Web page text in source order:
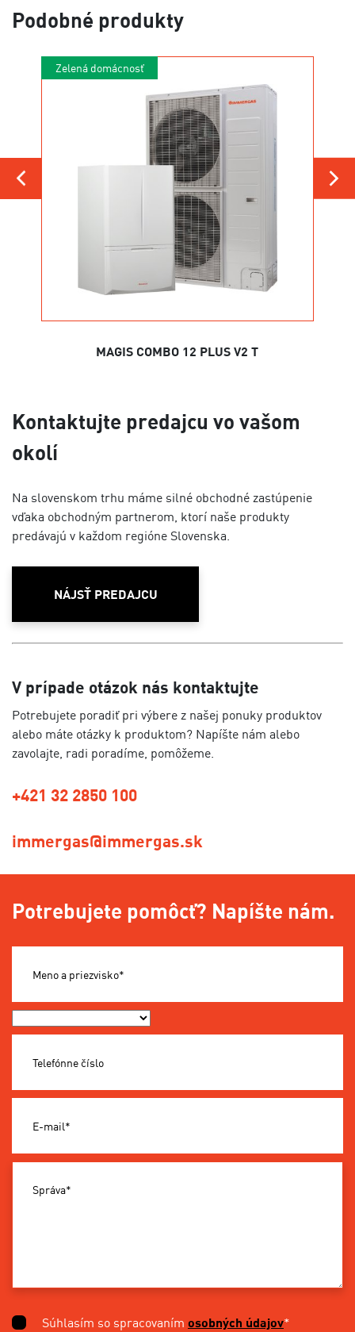
Podobné produkty
Zelená domácnosť
MAGIS COMBO 12 PLUS V2 T
Kontaktujte predajcu vo vašom
okolí
Na slovenskom trhu máme silné obchodné zastúpenie
vďaka obchodným partnerom, ktorí naše produkty
predávajú v každom regióne Slovenska.
NÁJSŤ PREDAJCU
V prípade otázok nás kontaktujte
Potrebujete poradiť pri výbere z našej ponuky produktov
alebo máte otázky k produktom? Napíšte nám alebo
zavolajte, radi poradíme, pomôžeme.
+421 32 2850 100
immergas@immergas.sk
Potrebujete pomôcť? Napíšte nám.
Meno a priezvisko*
Okres*
Telefónne číslo
E-mail*
Správa*
Súhlasím so spracovaním osobných údajov*